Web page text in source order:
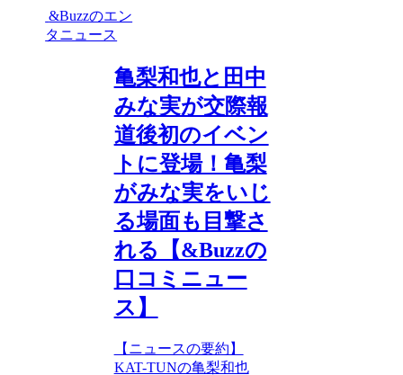
&Buzzのエン
タニュース
亀梨和也と田中
みな実が交際報
道後初のイベン
トに登場！亀梨
がみな実をいじ
る場面も目撃さ
れる【&Buzzの
口コミニュー
ス】
【ニュースの要約】
KAT-TUNの亀梨和也